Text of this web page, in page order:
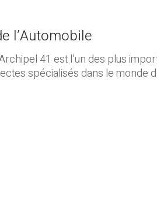
l’Automobile
41 est l’un des plus
spécialisés dans le monde